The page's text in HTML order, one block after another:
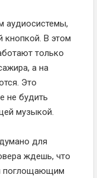
аудиосистемы,
кнопкой. В этом
только
а на
Это
не будить
музыкой.
для
ждешь, что
поглощающим